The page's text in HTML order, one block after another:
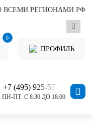
ВСЕМИ РЕГИОНАМИ РФ
0
ПРОФИЛЬ
+7 (495) 925-57-11
ПН-ПТ: С 8:30 ДО 18:00